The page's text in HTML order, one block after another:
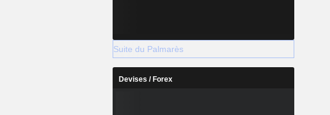
Suite du Palmarès
Devises / Forex